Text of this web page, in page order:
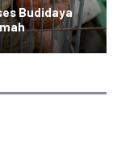
Budidaya